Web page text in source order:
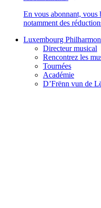
En vous abonnant, vous
notamment des
Luxembourg
Directeur musical
Rencontrez les
Tournées
Académie
D’Frënn vun de